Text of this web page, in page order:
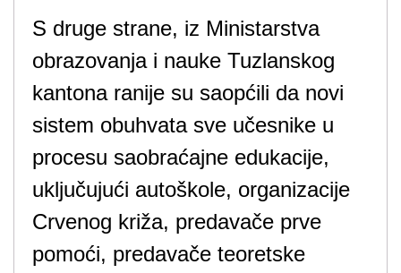
S druge strane, iz Ministarstva
obrazovanja i nauke Tuzlanskog
kantona ranije su saopćili da novi
sistem obuhvata sve učesnike u
procesu saobraćajne edukacije,
uključujući autoškole, organizacije
Crvenog križa, predavače prve
pomoći, predavače teoretske